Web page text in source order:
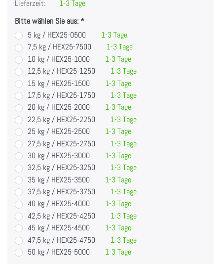
Lieferzeit:
1-3 Tage
Bitte wählen Sie aus:
5 kg / HEX25-0500
1-3 Tage
7,5 kg / HEX25-7500
1-3 Tage
10 kg / HEX25-1000
1-3 Tage
12,5 kg / HEX25-1250
1-3 Tage
15 kg / HEX25-1500
1-3 Tage
17,5 kg / HEX25-1750
1-3 Tage
20 kg / HEX25-2000
1-3 Tage
22,5 kg / HEX25-2250
1-3 Tage
25 kg / HEX25-2500
1-3 Tage
27,5 kg / HEX25-2750
1-3 Tage
30 kg / HEX25-3000
1-3 Tage
32,5 kg / HEX25-3250
1-3 Tage
35 kg / HEX25-3500
1-3 Tage
37,5 kg / HEX25-3750
1-3 Tage
40 kg / HEX25-4000
1-3 Tage
42,5 kg / HEX25-4250
1-3 Tage
45 kg / HEX25-4500
1-3 Tage
47,5 kg / HEX25-4750
1-3 Tage
50 kg / HEX25-5000
1-3 Tage